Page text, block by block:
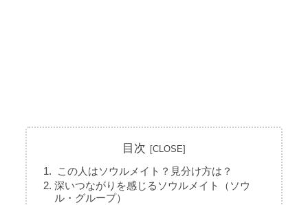
目次
この人はソウルメイト？見分け方は？
深いつながりを感じるソウルメイト（ソウ
ル・グループ）